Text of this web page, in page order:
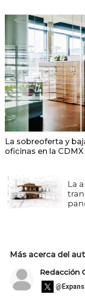
La sobreoferta y
oficinas en la CDMX
La
Más acerca del
Redacción